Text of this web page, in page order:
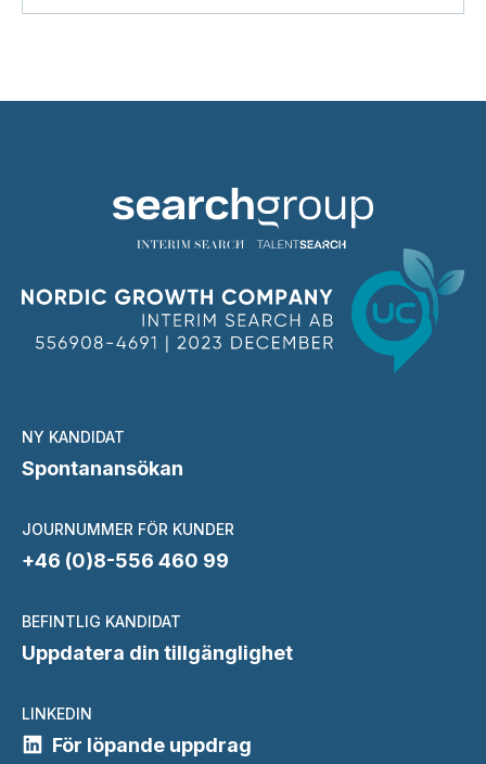
NY KANDIDAT
Spontanansökan
JOURNUMMER FÖR KUNDER
+46 (0)8-556 460 99
BEFINTLIG KANDIDAT
Uppdatera din tillgänglighet
LINKEDIN
För löpande uppdrag